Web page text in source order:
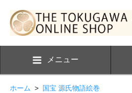
メニュー
ホーム > 国宝 源氏物語絵巻